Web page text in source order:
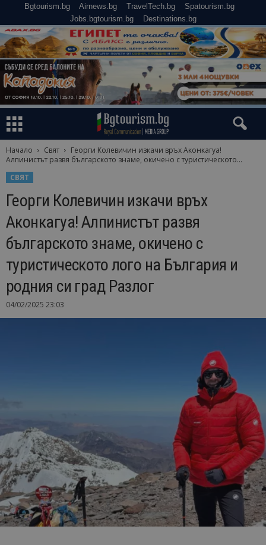
Bgtourism.bg Airnews.bg TravelTech.bg
Spatourism.bg
Jobs.bgtourism.bg
Destinations.bg
Начало Свят
Георги Колевичин изкачи връх Аконкагуа!
Алпинистът развя българското знаме, окичено с туристическото...
СВЯТ
Георги Колевичин изкачи връх
Аконкагуа! Алпинистът развя
българското знаме, окичено с
туристическото лого на България и
родния си град Разлог
04/02/2025 23:03